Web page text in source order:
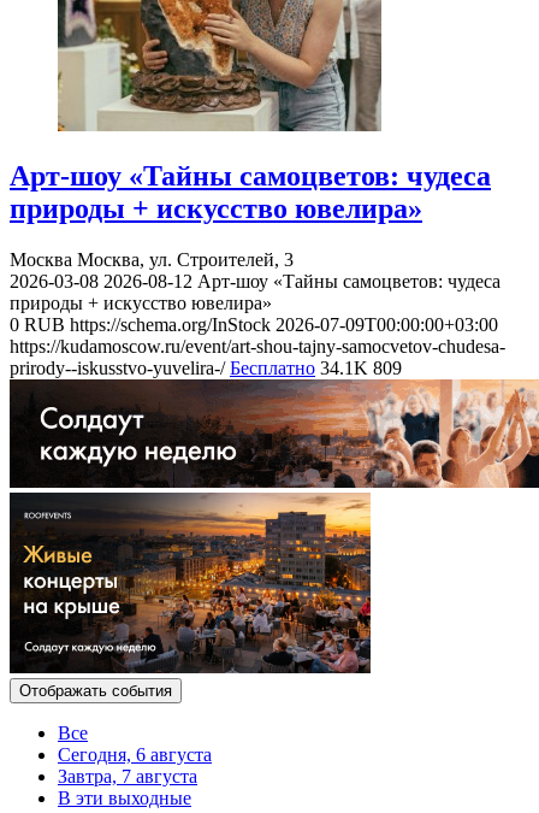
Арт-шоу «Тайны самоцветов: чудеса
природы + искусство ювелира»
Москва Москва, ул. Строителей, 3
2026-03-08 2026-08-12 Арт-шоу «Тайны самоцветов: чудеса
природы + искусство ювелира»
0 RUB https://schema.org/InStock 2026-07-09T00:00:00+03:00
https://kudamoscow.ru/event/art-shou-tajny-samocvetov-chudesa-
prirody--iskusstvo-yuvelira-/ Бесплатно 34.1K 809
Отображать события
Все
Сегодня, 6 августа
Завтра, 7 августа
В эти выходные